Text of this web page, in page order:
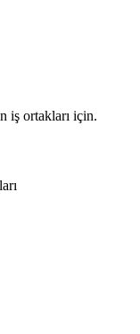
iş ortakları için.